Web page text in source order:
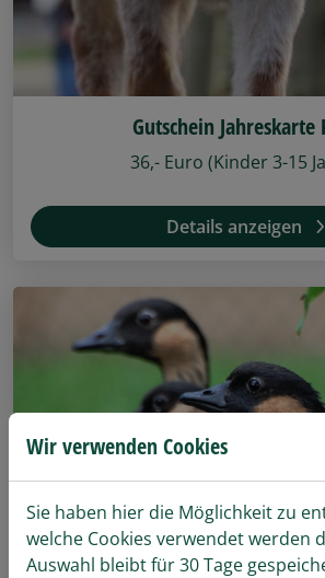
Gutschein Jahreskarte
36,- Euro (Kinder 3-15
Details anzeigen
Wir verwenden Cookies
Sie haben hier die Möglichkeit zu
welche Cookies verwendet werden
Auswahl bleibt für 30 Tage